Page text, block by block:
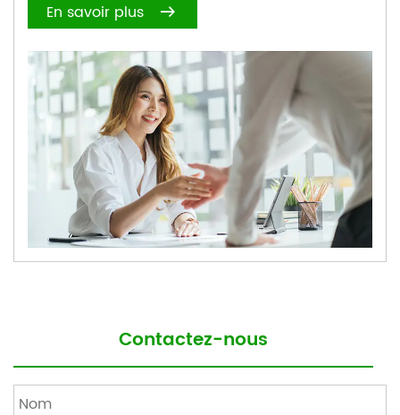
En savoir plus
Contactez-nous